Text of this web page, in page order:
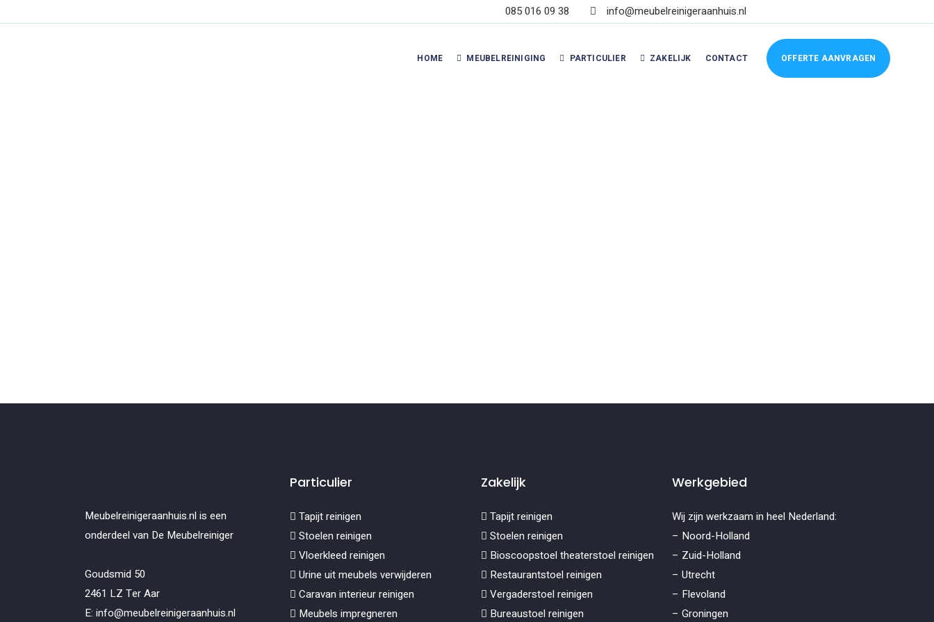
085 016 09 38 info@meubelreinigeraanhuis.nl
OFFERTE AANVRAGEN
HOME MEUBELREINIGING PARTICULIER ZAKELIJK CONTACT
Meubelreinigeraanhuis.nl is een
onderdeel van De Meubelreiniger
Goudsmid 50
2461 LZ Ter Aar
E: info@meubelreinigeraanhuis.nl
Particulier
Tapijt reinigen
Stoelen reinigen
Vloerkleed reinigen
Urine uit meubels verwijderen
Caravan interieur reinigen
Meubels impregneren
Zakelijk
Tapijt reinigen
Stoelen reinigen
Bioscoopstoel theaterstoel reinigen
Restaurantstoel reinigen
Vergaderstoel reinigen
Bureaustoel reinigen
Werkgebied
Wij zijn werkzaam in heel Nederland:
– Noord-Holland
– Zuid-Holland
– Utrecht
– Flevoland
– Groningen